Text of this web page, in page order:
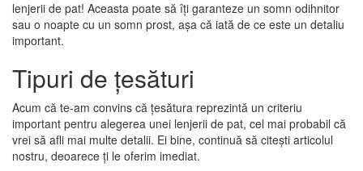
lenjerii de pat! Aceasta poate să îți garanteze un somn odihnitor
sau o noapte cu un somn prost, așa că iată de ce este un detaliu
important.
Tipuri de țesături
Acum că te-am convins că țesătura reprezintă un criteriu
important pentru alegerea unei lenjerii de pat, cel mai probabil că
vrei să afli mai multe detalii. Ei bine, continuă să citești articolul
nostru, deoarece ți le oferim imediat.